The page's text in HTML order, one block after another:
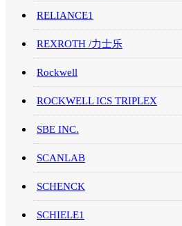
RELIANCE1
REXROTH /力士乐
Rockwell
ROCKWELL ICS TRIPLEX
SBE INC.
SCANLAB
SCHENCK
SCHIELE1